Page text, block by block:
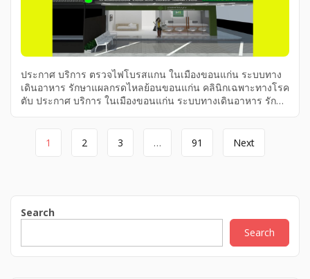
ประกาศ บริการ ตรวจไฟโบรสแกน ในเมืองขอนแก่น ระบบทาง
เดินอาหาร รักษาแผลกรดไหลย้อนขอนแก่น คลินิกเฉพาะทางโรค
ตับ ประกาศ บริการ ในเมืองขอนแก่น ระบบทางเดินอาหาร รักษา
รักษาแผลกรดไหลย้อนขอนแก่น คลินิกเฉพาะทางโรคตับ ตรวจ
กระเพาะไปจนถึงตับหมดกังวลอาการปวดท้องจุกเสียด แน่นลิ้นปี่
หรือแสบร้อนกลางอก ด้วยโปรแกรมรักษาแผลกรดไหลย้อน
ขอนแก่น อย่างตรงจุดและยั่งยืนยกระดับการดูแลสุขภาพตับด้วย
นวัตกรรม ขอนแก่นตรวจไฟโบรสแกน เช็กพังผืดและไขมันพอก
Page
1 2 3 … 91 Next
Search
Search